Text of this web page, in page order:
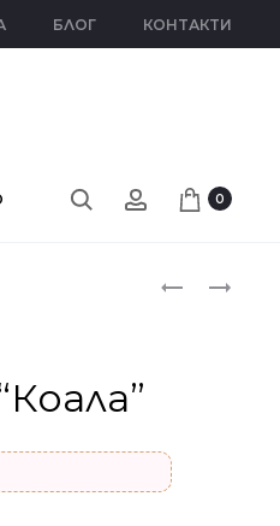
БЛОГ КОНТАКТИ
0
СРЕБЪРЕН
СРЕБЪРЕН